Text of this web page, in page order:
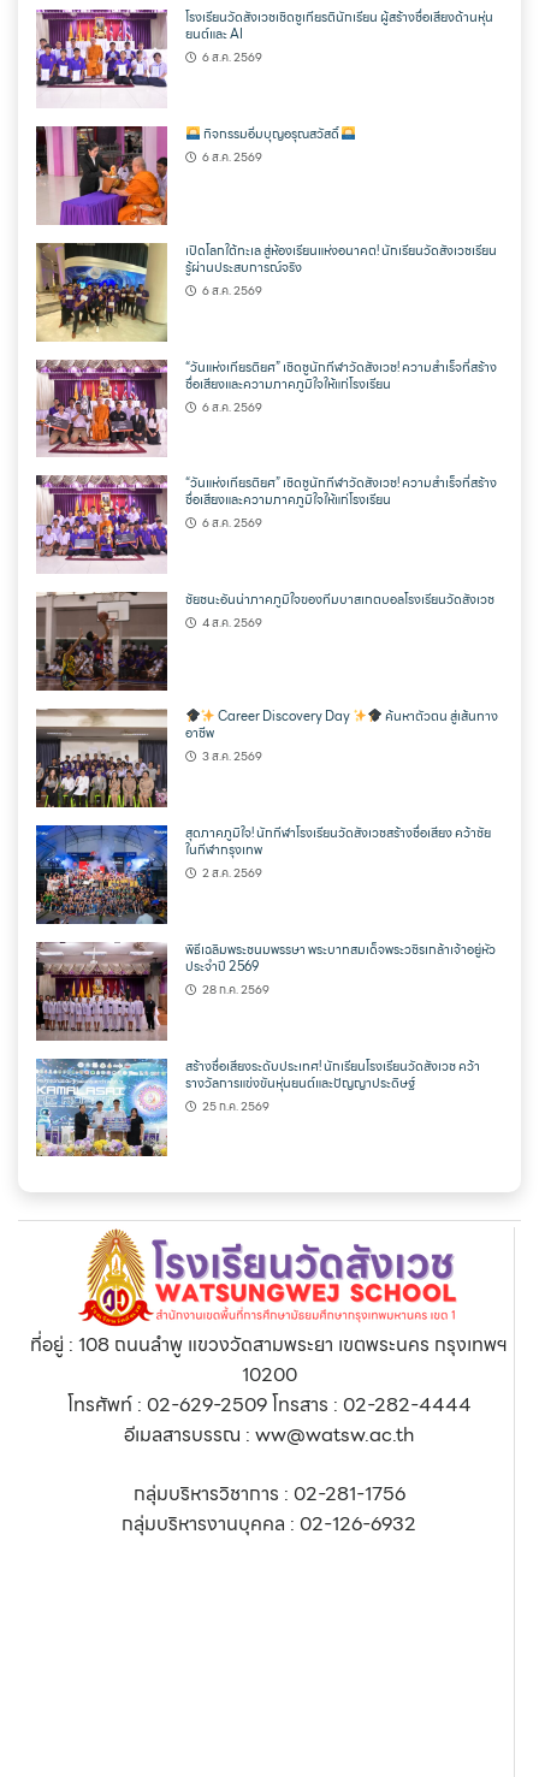
โรงเรียนวัดสังเวชเชิดชูเกียรตินักเรียน ผู้สร้างชื่อเสียงด้านหุ่น
ยนต์และ AI
6 ส.ค. 2569
กิจกรรมอิ่มบุญอรุณสวัสดิ์
6 ส.ค. 2569
เปิดโลกใต้ทะเล สู่ห้องเรียนแห่งอนาคต! นักเรียนวัดสังเวชเรียน
รู้ผ่านประสบการณ์จริง
6 ส.ค. 2569
“วันแห่งเกียรติยศ” เชิดชูนักกีฬาวัดสังเวช! ความสำเร็จที่สร้าง
ชื่อเสียงและความภาคภูมิใจให้แก่โรงเรียน
6 ส.ค. 2569
“วันแห่งเกียรติยศ” เชิดชูนักกีฬาวัดสังเวช! ความสำเร็จที่สร้าง
ชื่อเสียงและความภาคภูมิใจให้แก่โรงเรียน
6 ส.ค. 2569
ชัยชนะอันน่าภาคภูมิใจของทีมบาสเกตบอลโรงเรียนวัดสังเวช
4 ส.ค. 2569
Career Discovery Day
ค้นหาตัวตน สู่เส้นทาง
อาชีพ
3 ส.ค. 2569
สุดภาคภูมิใจ! นักกีฬาโรงเรียนวัดสังเวชสร้างชื่อเสียง คว้าชัย
ในกีฬากรุงเทพ
2 ส.ค. 2569
พิธีเฉลิมพระชนมพรรษา พระบาทสมเด็จพระวชิรเกล้าเจ้าอยู่หัว
ประจำปี 2569
28 ก.ค. 2569
สร้างชื่อเสียงระดับประเทศ! นักเรียนโรงเรียนวัดสังเวช คว้า
รางวัลการแข่งขันหุ่นยนต์และปัญญาประดิษฐ์
25 ก.ค. 2569
ที่อยู่ : 108 ถนนลำพู แขวงวัดสามพระยา เขตพระนคร กรุงเทพฯ
10200
โทรศัพท์ : 02-629-2509 โทรสาร : 02-282-4444
อีเมลสารบรรณ : ww@watsw.ac.th
กลุ่มบริหารวิชาการ : 02-281-1756
กลุ่มบริหารงานบุคคล : 02-126-6932